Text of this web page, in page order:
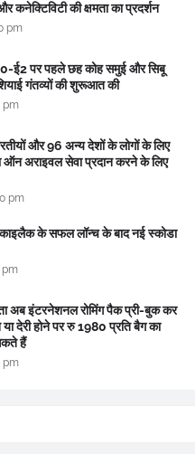
कनेक्टिविटी की क्षमता का प्रदर्शन
pm
ई2 पर पहले छह कोह समुई और सिबू
गंतव्यों की शुरूआत की
pm
और 96 अन्य देशों के लोगों के लिए
ऑन अराइवल सेवा प्रदान करने के लिए
pm
काइलैक के सफल लॉन्च के बाद नई स्कोडा
pm
अब इंटरनेशनल रोमिंग पैक प्री-बुक कर
देरी होने पर रु 1980 प्रति बैग का
हैं
pm